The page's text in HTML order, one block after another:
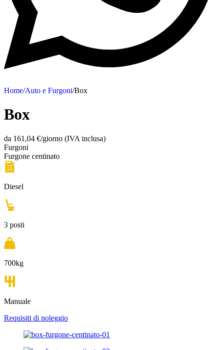
Home/Auto e Furgoni/Box
Box
da 161,04 €/giorno (IVA inclusa)
Furgoni
Furgone centinato
Diesel
3 posti
700kg
Manuale
Requisiti di noleggio